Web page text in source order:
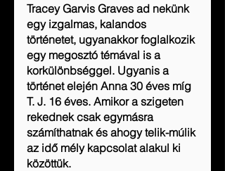
Tracey Garvis Graves ad nekünk
egy izgalmas, kalandos
történetet, ugyanakkor foglalkozik
egy megosztó témával is a
korkülönbséggel. Ugyanis a
történet elején Anna 30 éves míg
T. J. 16 éves. Amikor a szigeten
rekednek csak egymásra
számíthatnak és ahogy telik-múlik
az idő mély kapcsolat alakul ki
közöttük.